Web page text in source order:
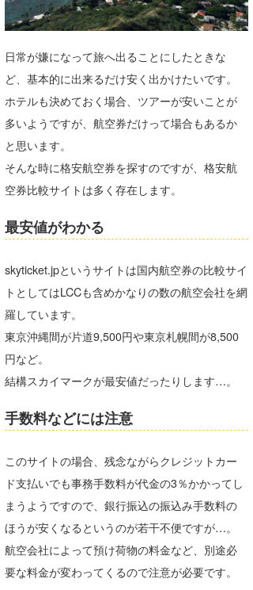
日常が嫌になって旅へ出ることにしたときな
ど、基本的に出来るだけ安く出かけたいです。
ホテルも決めておく場合、ツアーが安いことが
多いようですが、航空券だけって場合もあるか
と思います。
そんな時に格安航空券を探すのですが、格安航
空券比較サイトは多く存在します。
最安値がわかる
skyticket.jpというサイトは国内航空券の比較サイ
トとしてはLCCも含めかなりの数の航空会社を網
羅しています。
東京沖縄間が片道9,500円や東京札幌間が8,500
円など。
結構スカイマークが最安値だったりします…。
手数料などには注意
このサイトの場合、残念ながらクレジットカー
ド支払いでも事務手数料が代金の3％かかってし
まうようですので、銀行振込の振込み手数料の
ほうが安くなるというのが若干不便ですが…。
航空会社によって預け荷物の料金など、別途必
要な料金が変わってくるので注意が必要です。
四国
沖縄
サーファーズ
ライター/寄稿メディア
mitsuteru Kamio
Yasunari Inoue
Yoshiyuki Obata
arukasvision
DELTA FORCE SURF
SURFMEDIA
Colors MAGAZINE
WAVAL
波伝説アンバサダー/プロライダー
福島寿実子
中浦“JET”章
嵯峨明日香
進士剛光
NOBUFUKU
大野”MAR”修聖
喜納海人
波伝説スタッフ
☆加藤
+☆maki☆+
Aichan
G◎Da
KID
波伝説